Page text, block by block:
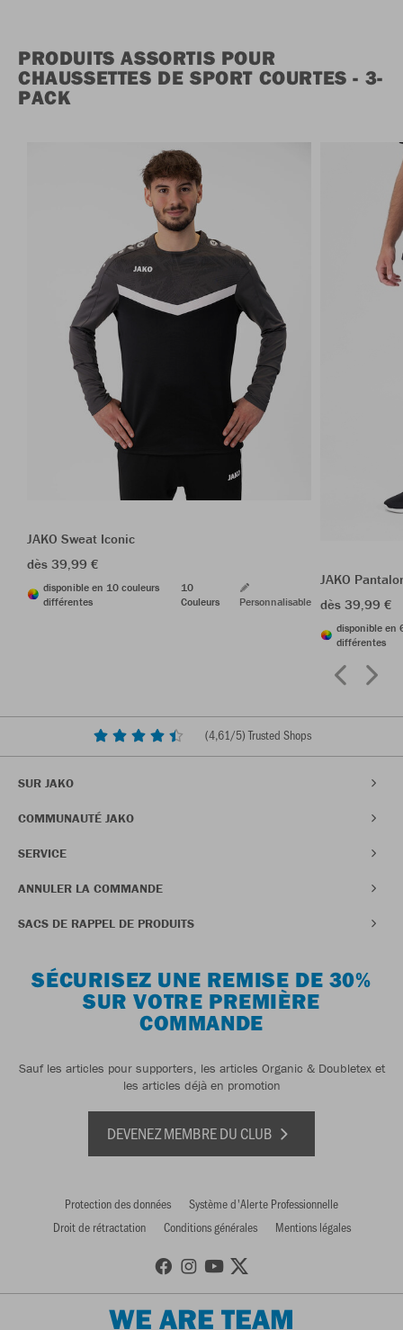
PRODUITS ASSORTIS POUR
CHAUSSETTES DE SPORT COURTES - 3-
PACK
JAKO Sweat Iconic
dès 39,99 €
disponible en 10 couleurs
différentes
10
Couleurs
Personnalisable
JAKO
dès 39,99 €
disponible en
différentes
(4,61/5) Trusted Shops
SUR JAKO
COMMUNAUTÉ JAKO
SERVICE
ANNULER LA COMMANDE
SACS DE RAPPEL DE PRODUITS
SÉCURISEZ UNE REMISE DE 30%
SUR VOTRE PREMIÈRE
COMMANDE
Sauf les articles pour supporters, les articles Organic & Doubletex et
les articles déjà en promotion
DEVENEZ MEMBRE DU CLUB
Protection des données
Système d'Alerte Professionnelle
Droit de rétractation
Conditions générales Mentions légales
WE ARE TEAM